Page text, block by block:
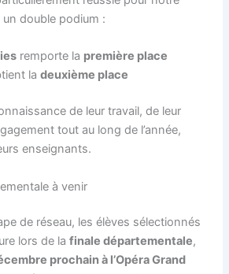
double podium :
remporte la première place
ladeuxième place
de leur travail, de leur
tout au long de l’année,
enseignants.
à venir
de réseau, les élèves sélectionnés
lors de lafinale départementale,
prochain à l’Opéra Grand